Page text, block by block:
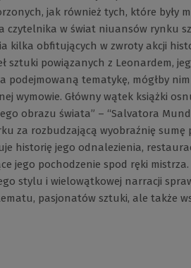
jak również tych, które były
czytelnika w świat niuansów rynku
kilka obfitujących w zwroty akcji
sztuki powiązanych z Leonardem,
podejmowaną tematykę, mógłby
wymowie. Główny wątek książki
obrazu świata” – “Salvatora
za rozbudzającą wyobraźnię
historię jego odnalezienia,
jego pochodzenie spod ręki
stylu i wielowątkowej narracji
pasjonatów sztuki, ale także